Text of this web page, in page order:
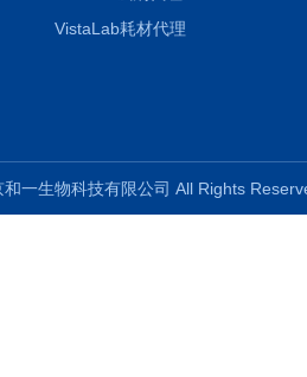
VistaLab耗材代理
和一生物科技有限公司 All Rights